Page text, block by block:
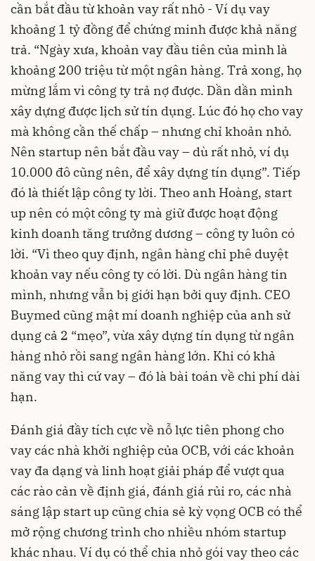
cần bắt đầu từ khoản vay rất nhỏ - Ví dụ vay
khoảng 1 tỷ đồng để chứng minh được khả năng
trả. “Ngày xưa, khoản vay đầu tiên của mình là
khoảng 200 triệu từ một ngân hàng. Trả xong, họ
mừng lắm vì công ty trả nợ được. Dần dần mình
xây dựng được lịch sử tín dụng. Lúc đó họ cho vay
mà không cần thế chấp – nhưng chỉ khoản nhỏ.
Nên startup nên bắt đầu vay – dù rất nhỏ, ví dụ
10.000 đô cũng nên, để xây dựng tín dụng”. Tiếp
đó là thiết lập công ty lời. Theo anh Hoàng, start
up nên có một công ty mà giữ được hoạt động
kinh doanh tăng trưởng dương – công ty luôn có
lời. “Vì theo quy định, ngân hàng chỉ phê duyệt
khoản vay nếu công ty có lời. Dù ngân hàng tin
mình, nhưng vẫn bị giới hạn bởi quy định. CEO
Buymed cũng mật mí doanh nghiệp của anh sử
dụng cả 2 “mẹo”, vừa xây dựng tín dụng từ ngân
hàng nhỏ rồi sang ngân hàng lớn. Khi có khả
năng vay thì cứ vay – đó là bài toán về chi phí dài
hạn.
Đánh giá đầy tích cực về nỗ lực tiên phong cho
vay các nhà khởi nghiệp của OCB, với các khoản
vay đa dạng và linh hoạt giải pháp để vượt qua
các rào cản về định giá, đánh giá rủi ro, các nhà
sáng lập start up cũng chia sẻ kỳ vọng OCB có thể
mở rộng chương trình cho nhiều nhóm startup
khác nhau. Ví dụ có thể chia nhỏ gói vay theo các